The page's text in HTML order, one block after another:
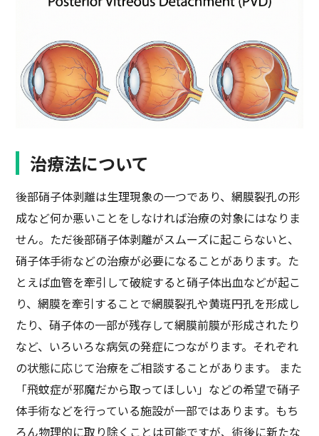
治療法について
後部硝子体剥離は生理現象の一つであり、網膜裂孔の形
成など何か悪いことをしなければ治療の対象にはなりま
せん。ただ後部硝子体剥離がスムーズに起こらないと、
硝子体手術などの治療が必要になることがあります。た
とえば血管を牽引して破綻すると硝子体出血などが起こ
り、網膜を牽引することで網膜裂孔や黄斑円孔を形成し
たり、硝子体の一部が残存して網膜前膜が形成されたり
など、いろいろな病気の発症につながります。それぞれ
の状態に応じて治療をご相談することがあります。 また
「飛蚊症が邪魔だから取ってほしい」などの希望で硝子
体手術などを行っている施設が一部ではあります。もち
ろん物理的に取り除くことは可能ですが、術後に新たな